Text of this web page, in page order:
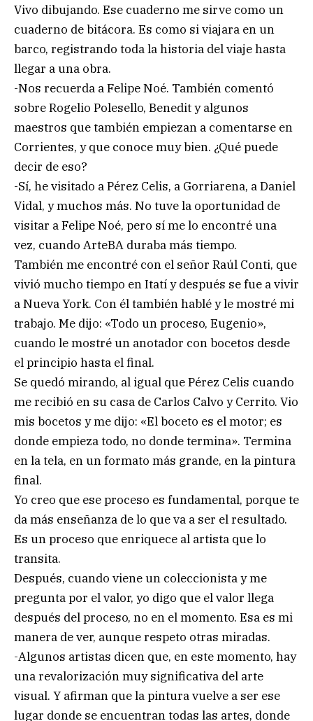
Vivo dibujando. Ese cuaderno me sirve como un
cuaderno de bitácora. Es como si viajara en un
barco, registrando toda la historia del viaje hasta
llegar a una obra.
-Nos recuerda a Felipe Noé. También comentó
sobre Rogelio Polesello, Benedit y algunos
maestros que también empiezan a comentarse en
Corrientes, y que conoce muy bien. ¿Qué puede
decir de eso?
-Sí, he visitado a Pérez Celis, a Gorriarena, a Daniel
Vidal, y muchos más. No tuve la oportunidad de
visitar a Felipe Noé, pero sí me lo encontré una
vez, cuando ArteBA duraba más tiempo.
También me encontré con el señor Raúl Conti, que
vivió mucho tiempo en Itatí y después se fue a vivir
a Nueva York. Con él también hablé y le mostré mi
trabajo. Me dijo: «Todo un proceso, Eugenio»,
cuando le mostré un anotador con bocetos desde
el principio hasta el final.
Se quedó mirando, al igual que Pérez Celis cuando
me recibió en su casa de Carlos Calvo y Cerrito. Vio
mis bocetos y me dijo: «El boceto es el motor; es
donde empieza todo, no donde termina». Termina
en la tela, en un formato más grande, en la pintura
final.
Yo creo que ese proceso es fundamental, porque te
da más enseñanza de lo que va a ser el resultado.
Es un proceso que enriquece al artista que lo
transita.
Después, cuando viene un coleccionista y me
pregunta por el valor, yo digo que el valor llega
después del proceso, no en el momento. Esa es mi
manera de ver, aunque respeto otras miradas.
-Algunos artistas dicen que, en este momento, hay
una revalorización muy significativa del arte
visual. Y afirman que la pintura vuelve a ser ese
lugar donde se encuentran todas las artes, donde